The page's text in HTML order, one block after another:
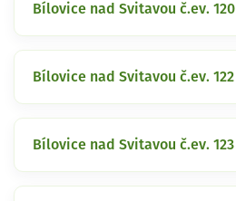
Bílovice nad Svitavou č.ev. 120
Bílovice nad Svitavou č.ev. 122
Bílovice nad Svitavou č.ev. 123